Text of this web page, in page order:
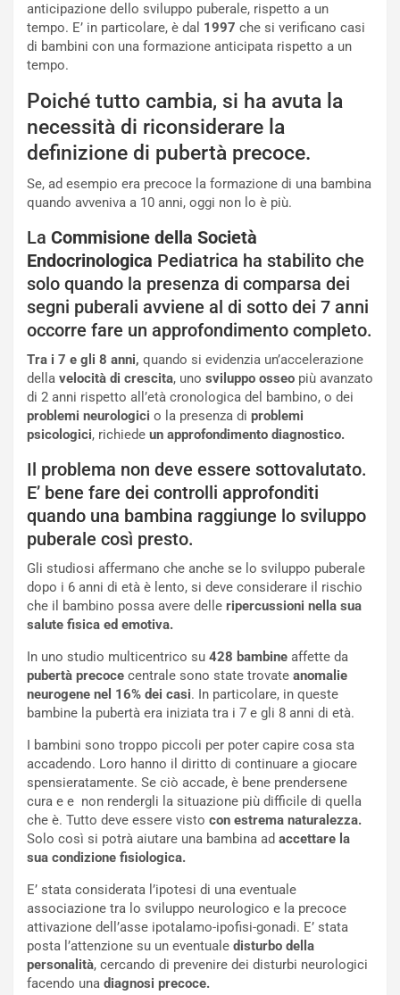
anticipazione dello sviluppo puberale, rispetto a un
tempo. E’ in particolare, è dal 1997 che si verificano casi
di bambini con una formazione anticipata rispetto a un
tempo.
Poiché tutto cambia, si ha avuta la
necessità di riconsiderare la
definizione di pubertà precoce.
Se, ad esempio era precoce la formazione di una bambina
quando avveniva a 10 anni, oggi non lo è più.
La Commisione della Società
Endocrinologica Pediatrica ha stabilito che
solo quando la presenza di comparsa dei
segni puberali avviene al di sotto dei 7 anni
occorre fare un approfondimento completo.
Tra i 7 e gli 8 anni, quando si evidenzia un’accelerazione
della velocità di crescita, uno sviluppo osseo più avanzato
di 2 anni rispetto all’età cronologica del bambino, o dei
problemi neurologici o la presenza di problemi
psicologici, richiede un approfondimento diagnostico.
Il problema non deve essere sottovalutato.
E’ bene fare dei controlli approfonditi
quando una bambina raggiunge lo sviluppo
puberale così presto.
Gli studiosi affermano che anche se lo sviluppo puberale
dopo i 6 anni di età è lento, si deve considerare il rischio
che il bambino possa avere delle ripercussioni nella sua
salute fisica ed emotiva.
In uno studio multicentrico su 428 bambine affette da
pubertà precoce centrale sono state trovate anomalie
neurogene nel 16% dei casi. In particolare, in queste
bambine la pubertà era iniziata tra i 7 e gli 8 anni di età.
I bambini sono troppo piccoli per poter capire cosa sta
accadendo. Loro hanno il diritto di continuare a giocare
spensieratamente. Se ciò accade, è bene prendersene
cura e e non rendergli la situazione più difficile di quella
che è. Tutto deve essere visto con estrema naturalezza.
Solo così si potrà aiutare una bambina ad accettare la
sua condizione fisiologica.
E’ stata considerata l’ipotesi di una eventuale
associazione tra lo sviluppo neurologico e la precoce
attivazione dell’asse ipotalamo-ipofisi-gonadi. E’ stata
posta l’attenzione su un eventuale disturbo della
personalità, cercando di prevenire dei disturbi neurologici
facendo una diagnosi precoce.